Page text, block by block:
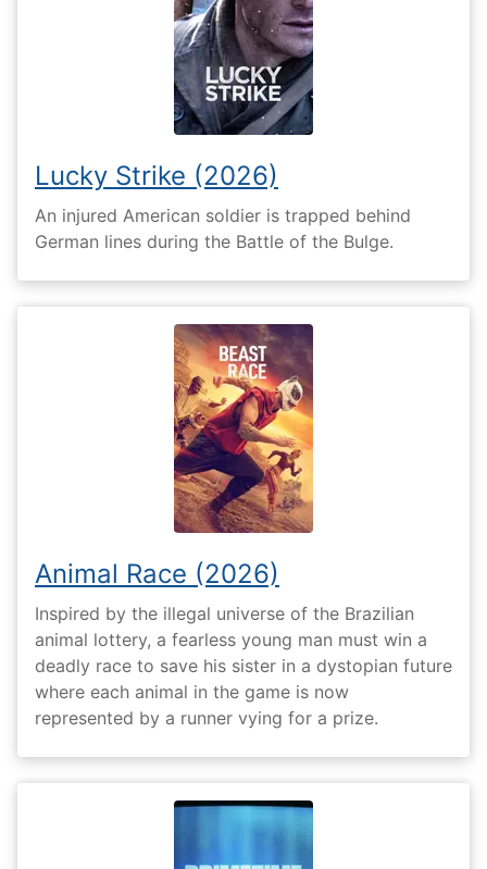
Lucky Strike (2026)
An injured American soldier is trapped behind
German lines during the Battle of the Bulge.
Animal Race (2026)
Inspired by the illegal universe of the Brazilian
animal lottery, a fearless young man must win a
deadly race to save his sister in a dystopian future
where each animal in the game is now
represented by a runner vying for a prize.